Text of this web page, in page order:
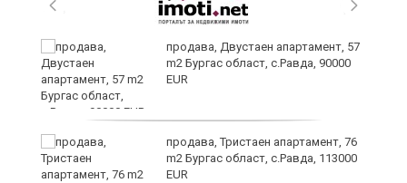
продава, Двустаен апартамент, 57
m2 Бургас област, с.Равда, 90000
EUR
продава, Тристаен апартамент, 76
m2 Бургас област, с.Равда, 113000
EUR